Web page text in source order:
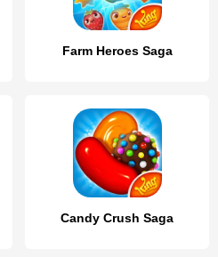
Farm Heroes Saga
Candy Crush Saga